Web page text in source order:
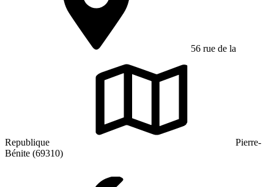
56 rue de la
Republique
Pierre-
Bénite (69310)